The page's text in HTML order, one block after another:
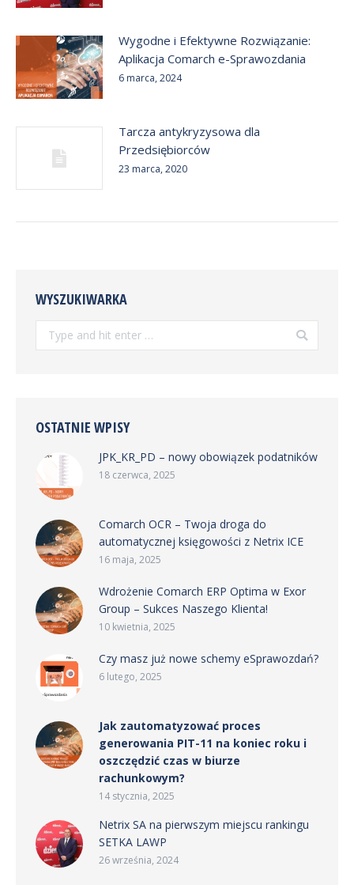
Wygodne i Efektywne Rozwiązanie:
Aplikacja Comarch e-Sprawozdania
6 marca, 2024
Tarcza antykryzysowa dla
Przedsiębiorców
23 marca, 2020
WYSZUKIWARKA
Search:
OSTATNIE WPISY
JPK_KR_PD – nowy obowiązek podatników
18 czerwca, 2025
Comarch OCR – Twoja droga do
automatycznej księgowości z Netrix ICE
16 maja, 2025
Wdrożenie Comarch ERP Optima w Exor
Group – Sukces Naszego Klienta!
10 kwietnia, 2025
Czy masz już nowe schemy eSprawozdań?
6 lutego, 2025
Jak zautomatyzować proces
generowania PIT-11 na koniec roku i
oszczędzić czas w biurze
rachunkowym?
14 stycznia, 2025
Netrix SA na pierwszym miejscu rankingu
SETKA LAWP
26 września, 2024